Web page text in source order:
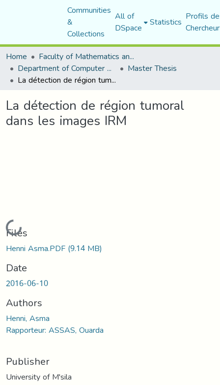
Communities
&
Collections
All of
DSpace Statistics Profils
Home
Faculty of Mathematics and Computer Science
Department of Computer Science Master Thesis
La détection de région tumoral dans les images IRM
La détection de région tumoral
dans les images IRM
Loading...
Files
Henni Asma.PDF(9.14 MB)
Date
2016-06-10
Authors
Henni, Asma
Rapporteur: ASSAS, Ouarda
Publisher
University of M'sila